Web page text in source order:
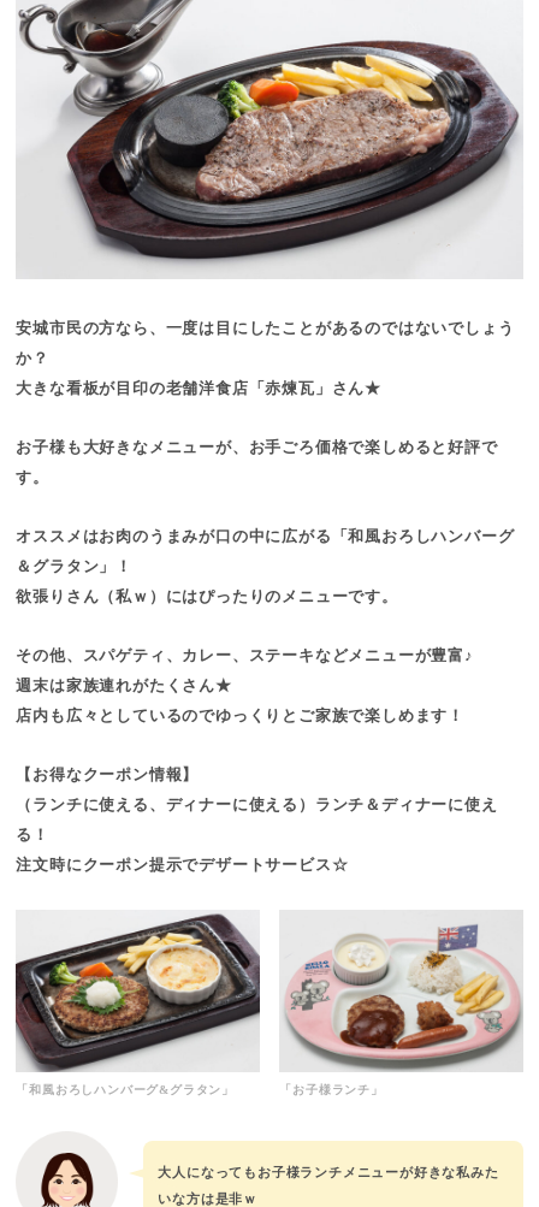
安城市民の方なら、一度は目にしたことがあるのではないでしょう
か？
大きな看板が目印の老舗洋食店「赤煉瓦」さん★
お子様も大好きなメニューが、お手ごろ価格で楽しめると好評で
す。
オススメはお肉のうまみが口の中に広がる「和風おろしハンバーグ
＆グラタン」！
欲張りさん（私ｗ）にはぴったりのメニューです。
その他、スパゲティ、カレー、ステーキなどメニューが豊富♪
週末は家族連れがたくさん★
店内も広々としているのでゆっくりとご家族で楽しめます！
【お得なクーポン情報】
（ランチに使える、ディナーに使える）ランチ＆ディナーに使え
る！
注文時にクーポン提示でデザートサービス☆
「和風おろしハンバーグ&グラタン」 「お子様ランチ」
大人になってもお子様ランチメニューが好きな私みた
いな方は是非ｗ